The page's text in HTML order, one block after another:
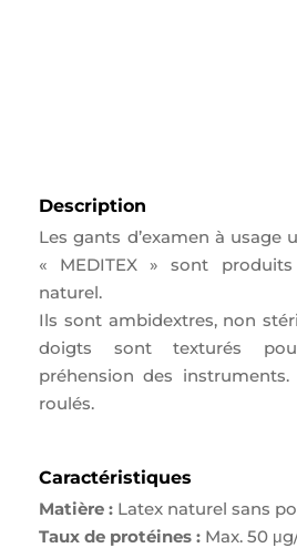
Description
Les gants d’examen à usage
« MEDITEX » sont
naturel.
Ils sont ambidextres, non
doigts sont texturés
préhension des
roulés.
Caractéristiques
Matière : Latex naturel sans
Taux de protéines : Max. 50